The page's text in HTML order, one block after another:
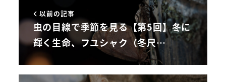
以前の記事
虫の目線で季節を見る【第5回】冬に
輝く生命、フユシャク（冬尺…